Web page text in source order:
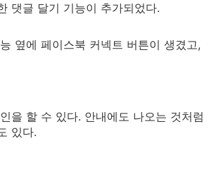
댓글 달기 기능이 추가되었다.
옆에 페이스북 커넥트 버튼이 생겼고,
을 할 수 있다. 안내에도 나오는 것처럼
있다.